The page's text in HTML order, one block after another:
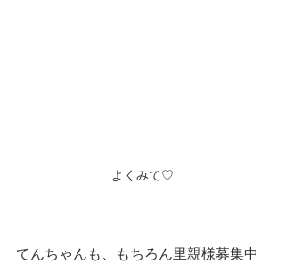
よくみて♡
てんちゃんも、もちろん里親様募集中